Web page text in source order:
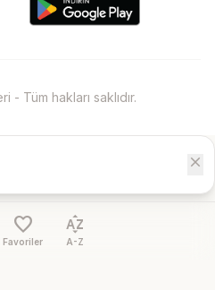
- Tüm hakları saklıdır.
close
favorite
Favoriler
sort_by_alpha
A-Z